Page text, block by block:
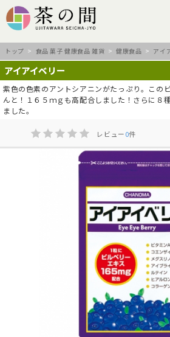
トップ > 食品 菓子 健康食品 雑貨 >健康食品 > アイ
アイアイベリー
紫色の色素のアントシアニンがたっぷり。この
んと！１６５ｍｇも高配合しました！さらに８
ました。
レビュー0件